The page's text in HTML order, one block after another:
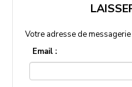
Votre adresse de
Email :